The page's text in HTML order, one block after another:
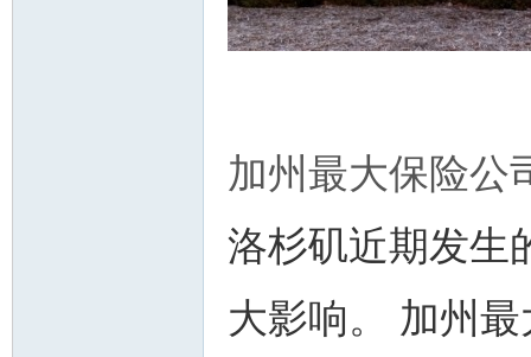
加州最大保险公
洛杉矶近期发生
大影响。 加州